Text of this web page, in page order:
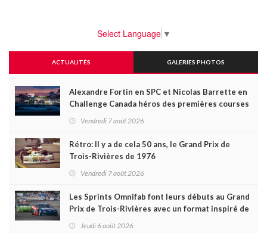
Select Language ▼
ACTUALITÉS GALERIES PHOTOS
Alexandre Fortin en SPC et Nicolas Barrette en
Challenge Canada héros des premières courses
Vendredi 7 août 2026
Rétro: Il y a de cela 50 ans, le Grand Prix de
Trois-Rivières de 1976
Vendredi 7 août 2026
Les Sprints Omnifab font leurs débuts au Grand
Prix de Trois-Rivières avec un format inspiré de
Jeudi 6 août 2026